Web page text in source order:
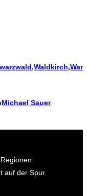
,Waldkirch,
Michael Sauer
auf der Spur.